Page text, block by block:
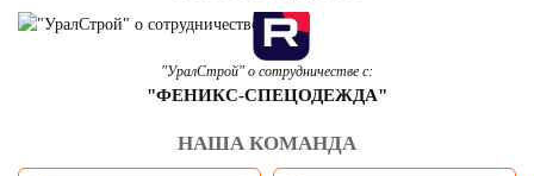
"УралСтрой" о сотрудничестве с:
"ФЕНИКС-СПЕЦОДЕЖДА"
НАША КОМАНДА